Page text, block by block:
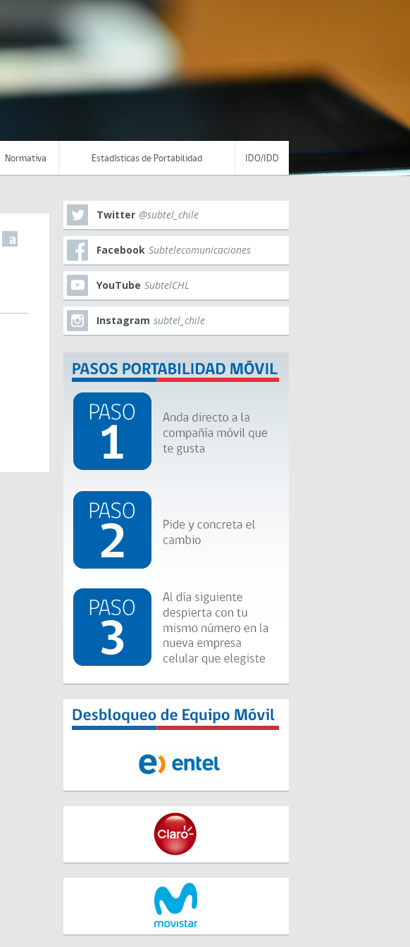
Normativa Estadísticas de Portabilidad IDO/IDD
a
Twitter @subtel_chile
Facebook Subtelecomunicaciones
YouTube SubtelCHL
Instagram subtel_chile